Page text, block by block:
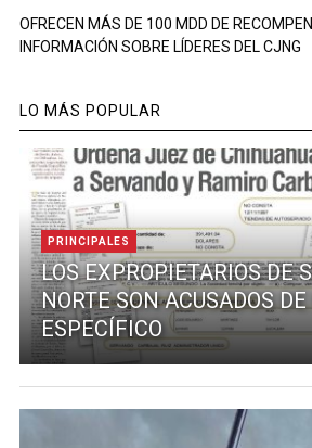
OFRECEN MÁS DE 100 MDD DE
INFORMACIÓN SOBRE LÍDERES DEL CJNG
LO MÁS POPULAR
PRINCIPALES
LOS EXPROPIETARIOS DE
NORTE SON ACUSADOS
ESPECÍFICO